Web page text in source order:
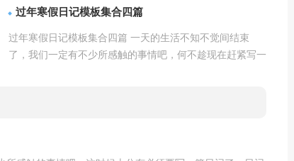
过年寒假日记模板集合四篇
过年寒假日记模板集合四篇 一天的生活不知不觉间结束
了，我们一定有不少所感触的事情吧，何不趁现在赶紧写一